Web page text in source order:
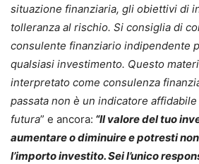
situazione finanziaria, gli obiettivi di
tolleranza al rischio. Si consiglia di
consulente finanziario indipendente
qualsiasi investimento. Questo
interpretato come consulenza
passata non è un indicatore
futura” e ancora: “Il valore del tuo
aumentare o diminuire e potresti
l’importo investito. Sei l’unico